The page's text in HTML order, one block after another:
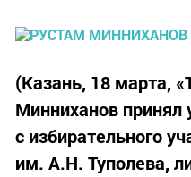
(Казань, 18 марта,
Минниханов
с избирательного
им. А.Н. Туполева,